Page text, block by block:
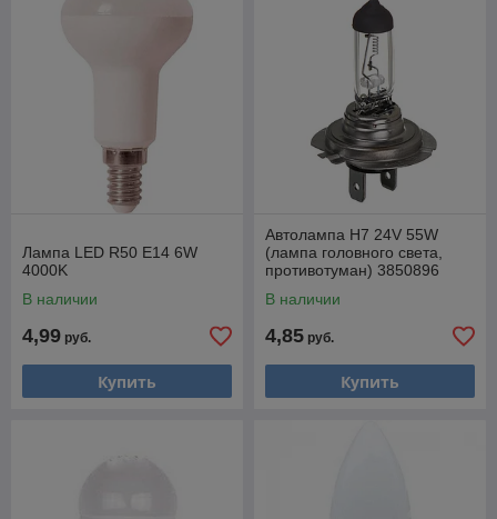
Лампа LED R50 E14 6W
4000K
В наличии
4,99 руб.
Купить
Автолампа H7 24V 55W
(лампа головного света,
противотуман) 3850896
В наличии
4,85 руб.
Купить